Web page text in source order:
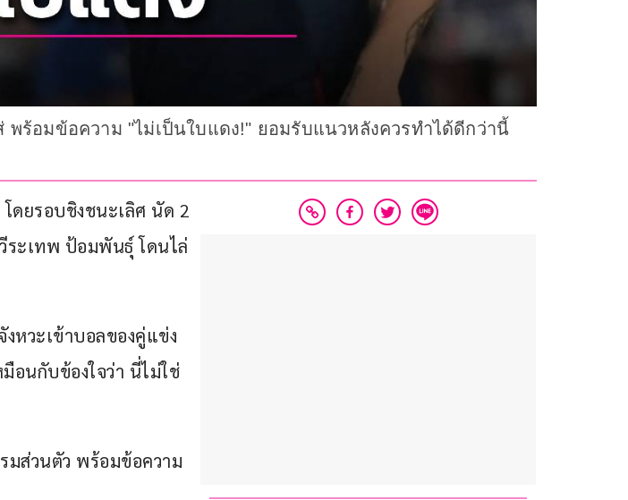
พร้อมข้อความ "ไม่เป็นใบแดง!" ยอมรับแนวหลังควรทำได้ดีกว่านี้
ดยรอบชิงชนะเลิศ นัด 2
ระเทพ ป้อมพันธุ์ โดนไล่
หวะเข้าบอลของคู่แข่ง
อนกับข้องใจว่า นี่ไม่ใช่
มส่วนตัว พร้อมข้อความ